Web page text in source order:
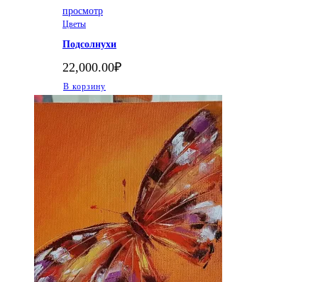
просмотр
Цветы
Подсолнухи
22,000.00₽
В корзину